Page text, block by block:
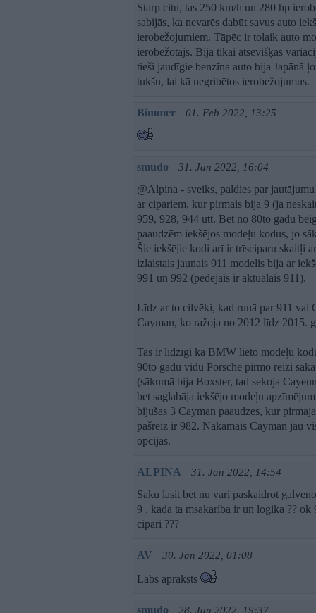
Starp citu, tas 250 km/h un 280 hp
sabijās, ka nevarēs dabūt savus auto
ierobežojumiem. Tāpēc ir tolaik auto
ierobežotājs. Bija tikai atsevišķas
tieši jaudīgie benzīna auto bija Japānā
tukšu, lai kā negribētos ierobežojumus.
Bimmer 01. Feb 2022, 13:25
smudo 31. Jan 2022, 16:04
@Alpina - sveiks, paldies par
ar cipariem, kur pirmais bija 9 (ja
959, 928, 944 utt. Bet no 80to gadu
paaudzēm iekšējos modeļu kodus, jo
Šie iekšējie kodi arī ir trīsciparu skaitļi
izlaistais jaunais 911 modelis bija ar
991 un 992 (pēdējais ir aktuālais 911).
Līdz ar to cilvēki, kad runā par 911 vai
Cayman, ko ražoja no 2012 līdz 2015.
Tas ir līdzīgi kā BMW lieto modeļu
90to gadu vidū Porsche pirmo reizi
(sākumā bija Boxster, tad sekoja
bet saglabāja iekšējo modeļu
bijušas 3 Cayman paaudzes, kur
pašreiz ir 982. Nākamais Cayman jau
opcijas.
ALPINA 31. Jan 2022, 14:54
Saku lasit bet nu vari paskaidrot
9 , kada ta msakariba ir un logika ?? ok
cipari ???
AV 30. Jan 2022, 01:08
Labs apraksts
smudo 28. Jan 2022, 19:37